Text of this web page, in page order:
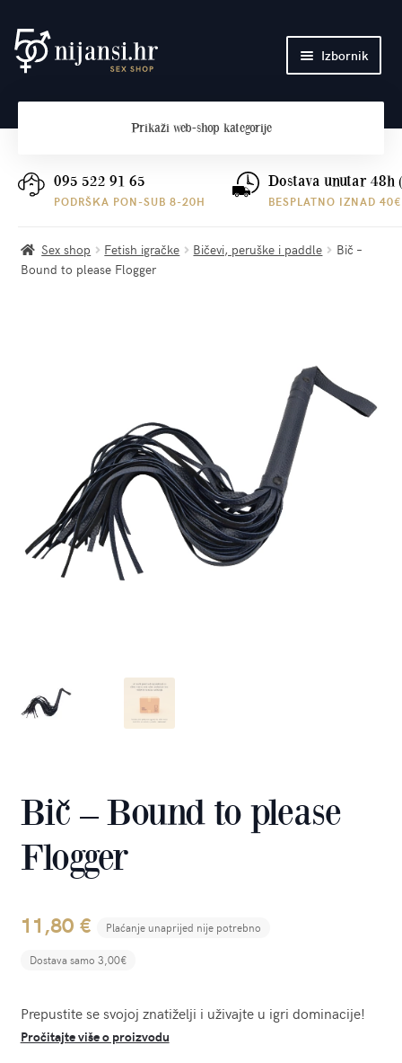
Preskoči
na
Skoči
do
Izbornik
Plaćanje i dostava
Prikaži web-shop kategorije
095 522 91 65
PODRŠKA PON-SUB 8-20H
Dostava unutar 48h
BESPLATNO IZNAD 40€
Sex shop Fetish igračke Bičevi, peruške i paddle
Bič –
Bound to please Flogger
Bič – Bound to please
Flogger
11,80 € Plaćanje unaprijed nije potrebno
Dostava samo 3,00€
Prepustite se svojoj znatiželji i uživajte u igri dominacije!
Pročitajte više o proizvodu